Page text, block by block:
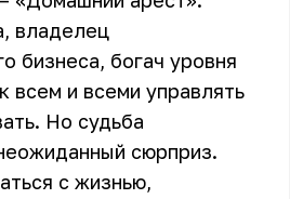
владелец
бизнеса, богач уровня
всем и всеми управлять
Но судьба
сюрприз.
с жизнью,